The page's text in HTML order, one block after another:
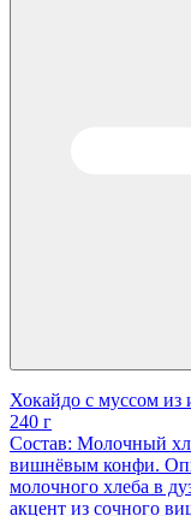
Хокайдо с муссом из
240 г
Состав: Молочный
вишнёвым конфи.
молочного хлеба в
акцент из сочного